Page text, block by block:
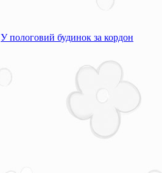
У пологовий будинок за кордон